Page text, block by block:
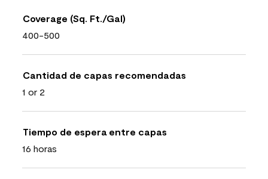
Coverage (Sq. Ft./Gal)
400-500
Cantidad de capas recomendadas
1 or 2
Tiempo de espera entre capas
16 horas